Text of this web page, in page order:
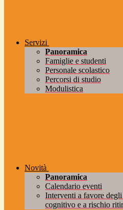
Servizi
Panoramica
Famiglie e studenti
Personale scolastico
Percorsi di studio
Modulistica
Novità
Panoramica
Calendario eventi
Interventi a favore
cognitivo e a rischio